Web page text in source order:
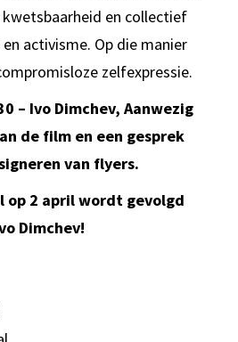
en collectief
activisme. Op die manier
zelfexpressie.
– Ivo Dimchev, Aanwezig
de film en een gesprek
van flyers.
op 2 april wordt gevolgd
Dimchev!